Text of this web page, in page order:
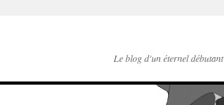
Le blog d'un éternel débutant